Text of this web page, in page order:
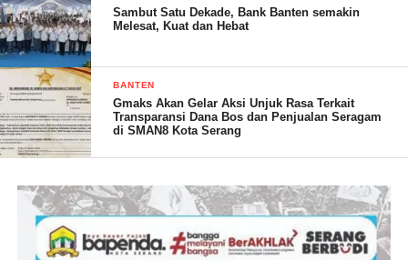
Danrem 133/NW Brigjen TNI Amrin Ibrahim, S.I.P pada saat
diwawancarai oleh wartawan menegaskan banyaknya jalan yang
berlubang sangat mengganggu aktivitas warga setempat, dengan
melaksanakan penambalan jalan yang berlubang. Hal ini agar
“Jangan sampai jalan berlubang dibiarkan dan rawan
membahayakan bagi para penggunanya, atas kondisi tersebut
saya perintahkan anggota saya untuk melakukan pengecoran
Sambut Satu Dekade, Bank Banten semakin
Melesat, Kuat dan Hebat
BANTEN
Gmaks Akan Gelar Aksi Unjuk Rasa Terkait
Transparansi Dana Bos dan Penjualan Seragam
di SMAN8 Kota Serang